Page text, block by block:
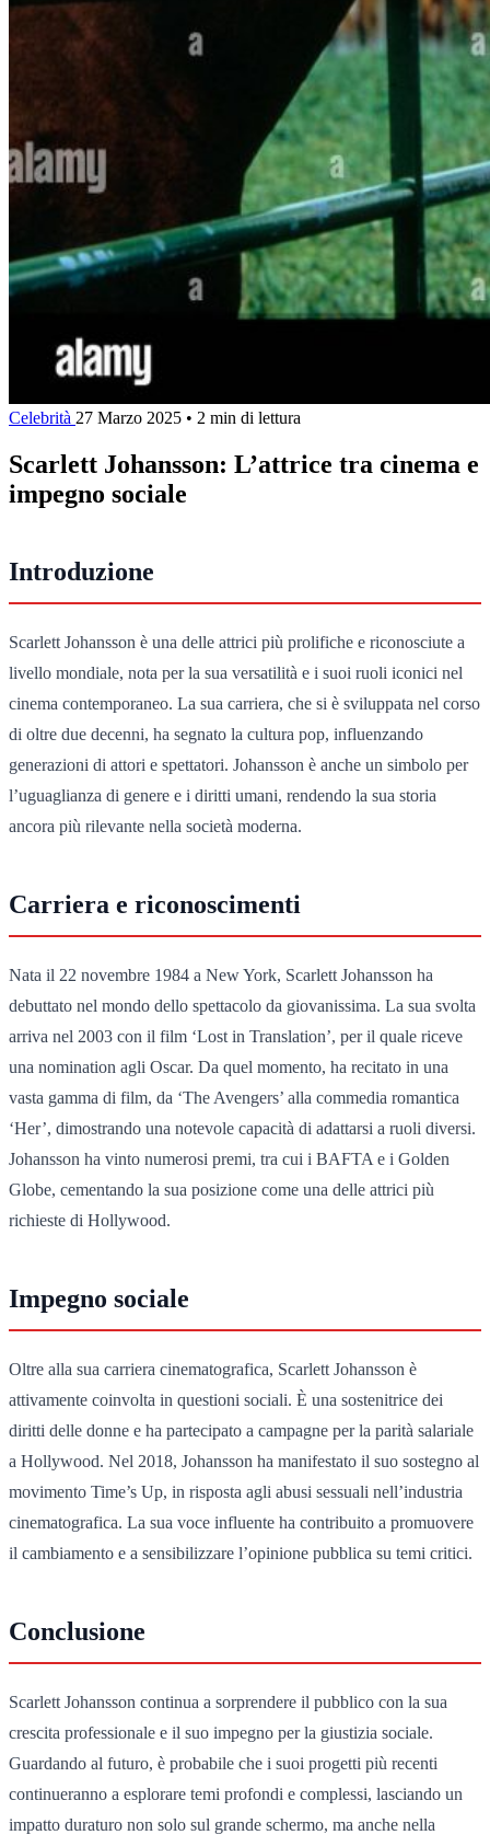
Celebrità 27 Marzo 2025 • 2 min di lettura
Scarlett Johansson: L’attrice tra cinema e
impegno sociale
Introduzione
Scarlett Johansson è una delle attrici più prolifiche e riconosciute a
livello mondiale, nota per la sua versatilità e i suoi ruoli iconici nel
cinema contemporaneo. La sua carriera, che si è sviluppata nel corso
di oltre due decenni, ha segnato la cultura pop, influenzando
generazioni di attori e spettatori. Johansson è anche un simbolo per
l’uguaglianza di genere e i diritti umani, rendendo la sua storia
ancora più rilevante nella società moderna.
Carriera e riconoscimenti
Nata il 22 novembre 1984 a New York, Scarlett Johansson ha
debuttato nel mondo dello spettacolo da giovanissima. La sua svolta
arriva nel 2003 con il film ‘Lost in Translation’, per il quale riceve
una nomination agli Oscar. Da quel momento, ha recitato in una
vasta gamma di film, da ‘The Avengers’ alla commedia romantica
‘Her’, dimostrando una notevole capacità di adattarsi a ruoli diversi.
Johansson ha vinto numerosi premi, tra cui i BAFTA e i Golden
Globe, cementando la sua posizione come una delle attrici più
richieste di Hollywood.
Impegno sociale
Oltre alla sua carriera cinematografica, Scarlett Johansson è
attivamente coinvolta in questioni sociali. È una sostenitrice dei
diritti delle donne e ha partecipato a campagne per la parità salariale
a Hollywood. Nel 2018, Johansson ha manifestato il suo sostegno al
movimento Time’s Up, in risposta agli abusi sessuali nell’industria
cinematografica. La sua voce influente ha contribuito a promuovere
il cambiamento e a sensibilizzare l’opinione pubblica su temi critici.
Conclusione
Scarlett Johansson continua a sorprendere il pubblico con la sua
crescita professionale e il suo impegno per la giustizia sociale.
Guardando al futuro, è probabile che i suoi progetti più recenti
continueranno a esplorare temi profondi e complessi, lasciando un
impatto duraturo non solo sul grande schermo, ma anche nella